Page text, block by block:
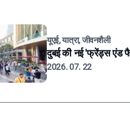
यूएई, यात्रा, जीवनशैली
दुबई की नई 'फ्रेंड्स एंड
2026. 07. 22